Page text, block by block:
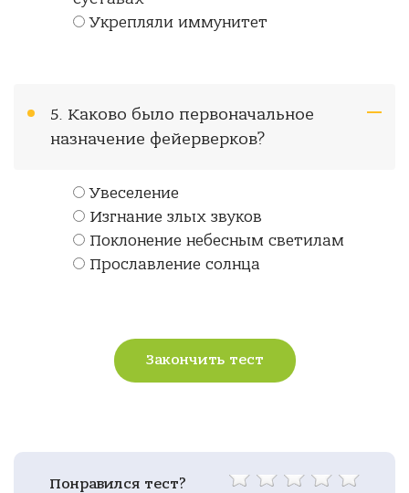
Укрепляли иммунитет
5. Каково было первоначальное
назначение фейерверков?
Увеселение
Изгнание злых звуков
Поклонение небесным светилам
Прославление солнца
Закончить тест
Понравился тест?